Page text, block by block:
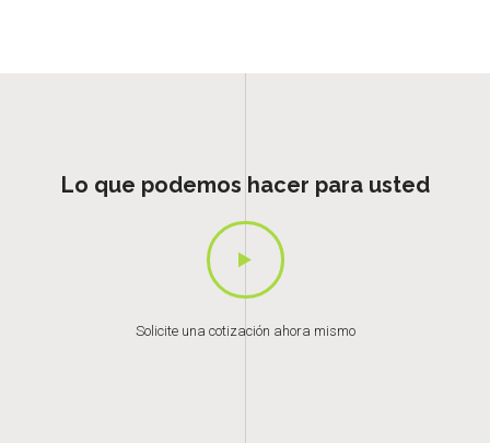
Lo que podemos hacer para usted
Solicite una cotización ahora mismo